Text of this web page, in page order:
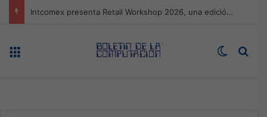
Expo technology CDMX, nueva sede con récord de audiencia
Switch